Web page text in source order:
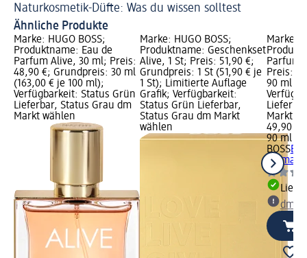
Naturkosmetik-Düfte: Was du wissen solltest
Ähnliche Produkte
Marke: HUGO BOSS;
Produktname: Eau de
Parfum Alive, 30 ml; Preis:
48,90 €; Grundpreis: 30 ml
(163,00 € je 100 ml);
Verfügbarkeit: Status Grün
Lieferbar, Status Grau dm
Markt wählen
Marke: HUGO BOSS;
Produktname: Geschenkset
Alive, 1 St; Preis: 51,90 €;
Grundpreis: 1 St (51,90 € je
1 St); Limitierte Auflage
Grafik; Verfügbarkeit:
Status Grün Lieferbar,
Status Grau dm Markt
wählen
Marke:
Parfum
Preis:
90 ml
Markt
49,90 €
90 ml
BOSS
dm